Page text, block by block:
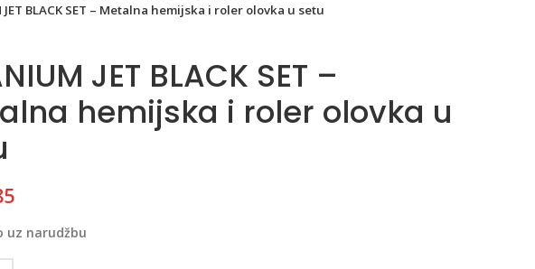
JET BLACK SET – Metalna hemijska i roler olovka u setu
JET BLACK SET –
hemijska i roler olovka u
uz narudžbu